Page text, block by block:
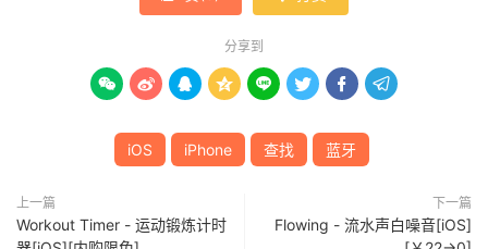
分享到
       
iOS iPhone 查找 蓝牙
上一篇
Workout Timer - 运动锻炼计时
下一篇
Flowing - 流水声白噪音[iOS]